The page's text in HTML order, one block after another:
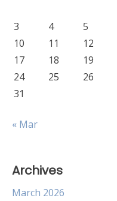
3
4 5
10
11 12
17
18 19
24
25 26
31
« Mar
Archives
March 2026